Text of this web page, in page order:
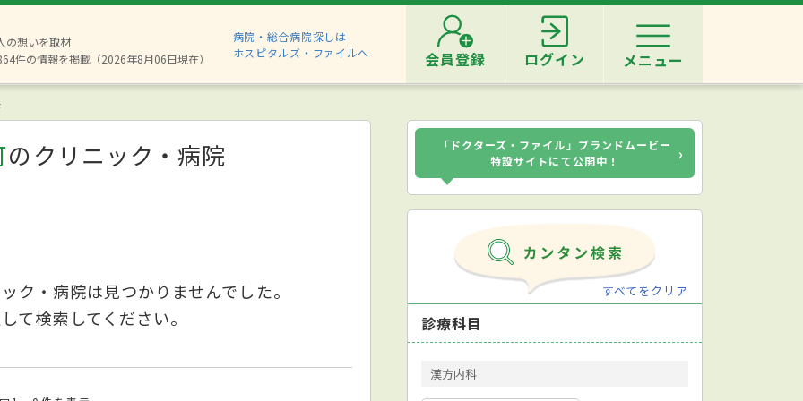
の想いを取材
件の情報を掲載（2026年8月06日現在）
病院・総合病院探しは
ホスピタルズ・ファイルへ
会員登録 ログイン メニュー
のクリニック・病院
ク・病院は見つかりませんでした。
て検索してください。
「ドクターズ・ファイル」ブランドムービー
特設サイトにて公開中！
›
すべてをクリア
診療科目
漢方内科